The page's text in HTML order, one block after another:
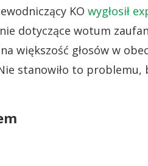
KO wygłosił
dotyczące wotum
większość głosów w
stanowiło to problemu,